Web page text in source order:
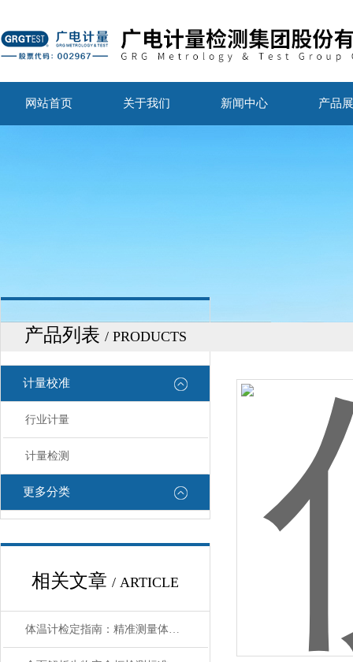
网站首页 关于我们 新闻中心 产品
产品列表 / PRODUCTS
计量校准
行业计量
计量检测
更多分类
相关文章 / ARTICLE
体温计检定指南：精准测量体温，从正确校准开始